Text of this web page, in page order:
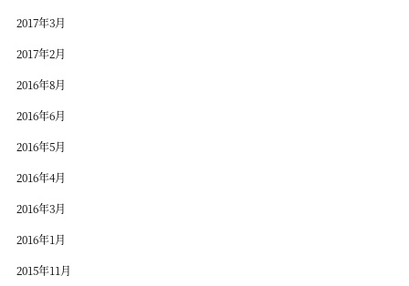
2017年3月
2017年2月
2016年8月
2016年6月
2016年5月
2016年4月
2016年3月
2016年1月
2015年11月